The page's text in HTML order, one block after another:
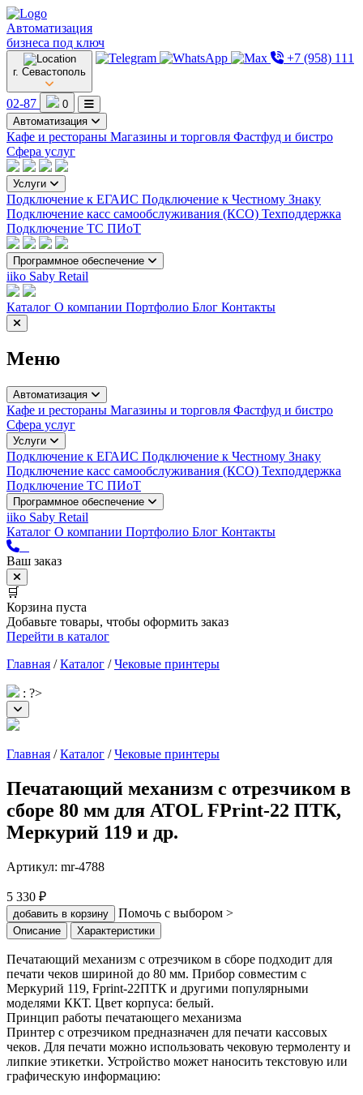
Автоматизация
бизнеса под ключ
г. Севастополь
+7 (958) 111
02-87
0
Автоматизация
Кафе и рестораны Магазины и торговля Фастфуд и бистро
Сфера услуг
Услуги
Подключение к ЕГАИС Подключение к Честному Знаку
Подключение касс самообслуживания (КСО) Техподдержка
Подключение ТС ПИоТ
Программное обеспечение
iiko Saby Retail
Каталог О компании Портфолио Блог Контакты
Меню
Автоматизация
Кафе и рестораны Магазины и торговля Фастфуд и бистро
Сфера услуг
Услуги
Подключение к ЕГАИС Подключение к Честному Знаку
Подключение касс самообслуживания (КСО) Техподдержка
Подключение ТС ПИоТ
Программное обеспечение
iiko Saby Retail
Каталог О компании Портфолио Блог Контакты
Ваш заказ
🛒
Корзина пуста
Добавьте товары, чтобы оформить заказ
Перейти в каталог
Главная /Каталог /Чековые принтеры
: ?>
Главная /Каталог /Чековые принтеры
Печатающий механизм с отрезчиком в
сборе 80 мм для ATOL FPrint-22 ПТК,
Меркурий 119 и др.
Артикул: mr-4788
5 330 ₽
добавить в корзину Помочь с выбором >
Описание Характеристики
Печатающий механизм с отрезчиком в сборе подходит для
печати чеков шириной до 80 мм. Прибор совместим с
Меркурий 119, Fprint-22ПТК и другими популярными
моделями ККТ. Цвет корпуса: белый.
Принцип работы печатающего механизма
Принтер с отрезчиком предназначен для печати кассовых
чеков. Для печати можно использовать чековую термоленту и
липкие этикетки. Устройство может наносить текстовую или
графическую информацию: